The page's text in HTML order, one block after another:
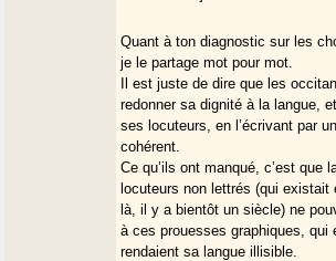
Quant à ton diagnostic sur les
je le partage mot pour mot.
Il est juste de dire que les
redonner sa dignité à la langue,
ses locuteurs, en l’écrivant par
cohérent.
Ce qu’ils ont manqué, c’est que
locuteurs non lettrés (qui existait
là, il y a bientôt un siècle) ne
à ces prouesses graphiques, qui
rendaient sa langue illisible.